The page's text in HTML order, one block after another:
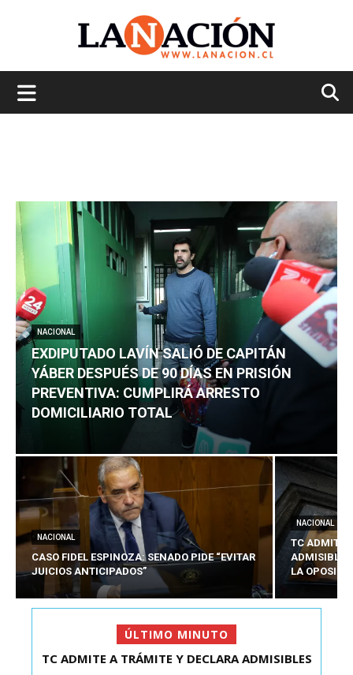
NACIONAL
EXDIPUTADO LAVÍN SALIÓ DE CAPITÁN
YÁBER DESPUÉS DE 90 DÍAS EN PRISIÓN
PREVENTIVA: CUMPLIRÁ ARRESTO
DOMICILIARIO TOTAL
NACIONAL
CASO FIDEL ESPINOZA: SENADO PIDE “EVITAR
JUICIOS ANTICIPADOS”
NACIONAL
TC ADMITE
ADMISIBLES
LA
ÚLTIMO MINUTO
EXDIPUTADO LAVÍN SALIÓ DE CAPITÁN YÁBER
TC ADMITE A TRÁMITE Y DECLARA ADMISIBLES